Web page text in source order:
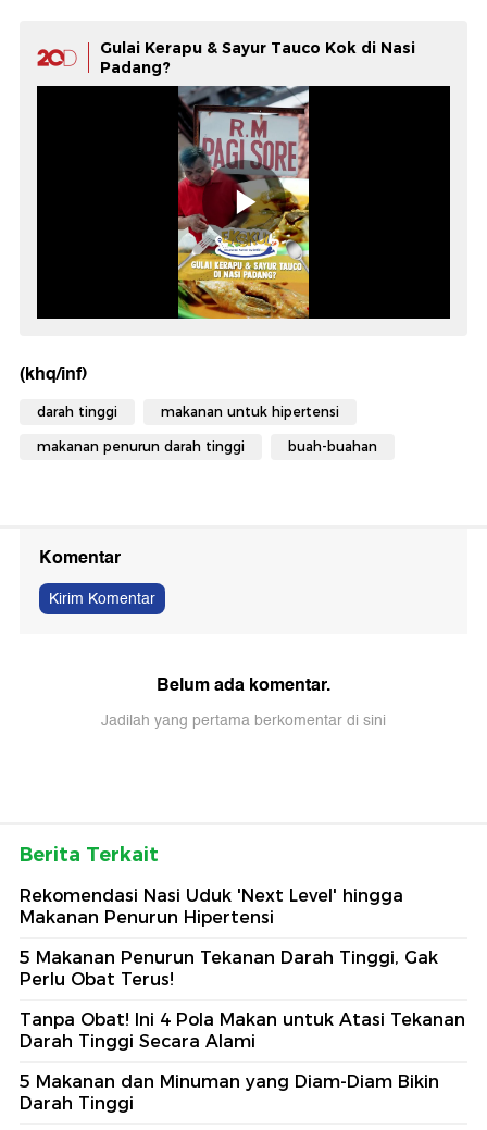
Gulai Kerapu & Sayur Tauco Kok di Nasi
Padang?
(khq/inf)
darah tinggi makanan untuk hipertensi
makanan penurun darah tinggi buah-buahan
Komentar
Kirim Komentar
Belum ada komentar.
Jadilah yang pertama berkomentar di sini
Berita Terkait
Rekomendasi Nasi Uduk 'Next Level' hingga
Makanan Penurun Hipertensi
5 Makanan Penurun Tekanan Darah Tinggi, Gak
Perlu Obat Terus!
Tanpa Obat! Ini 4 Pola Makan untuk Atasi Tekanan
Darah Tinggi Secara Alami
5 Makanan dan Minuman yang Diam-Diam Bikin
Darah Tinggi